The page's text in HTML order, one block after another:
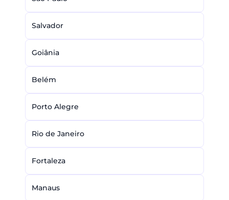
Salvador
Goiânia
Belém
Porto Alegre
Rio de Janeiro
Fortaleza
Manaus